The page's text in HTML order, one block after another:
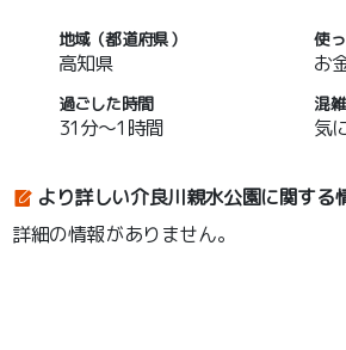
地域（都道府県）
高知県
使
お
過ごした時間
31分～1時間
混
気
より詳しい介良川親水公園に関する
詳細の情報がありません。